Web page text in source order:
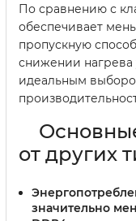
По сравнению с
обеспечивает
пропускную
снижении нагрева
идеальным
от других
значительно